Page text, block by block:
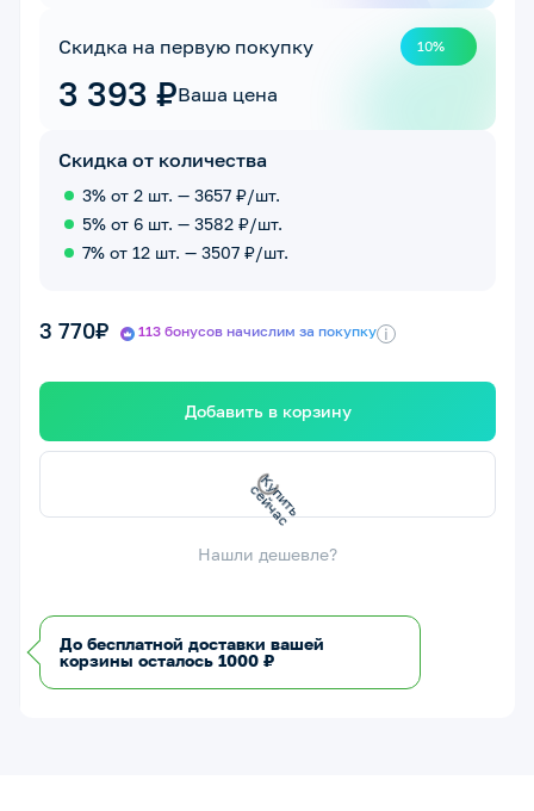
Скидка на первую покупку 10%
3 393 ₽Ваша цена
Скидка от количества
3% от 2 шт. — 3657 ₽/шт.
5% от 6 шт. — 3582 ₽/шт.
7% от 12 шт. — 3507 ₽/шт.
3 770₽ 113 бонусов начислим за покупку i
Добавить в корзину
К
у
п
и
т
ь
с
е
й
ч
а
с
Нашли дешевле?
До бесплатной доставки вашей
корзины осталось 1000 ₽